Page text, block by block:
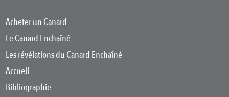
Acheter un Canard
Le Canard Enchaîné
Les révélations du Canard Enchaîné
Accueil
Bibliographie